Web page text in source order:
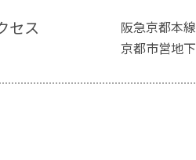
セス
阪急京都本
京都市営地